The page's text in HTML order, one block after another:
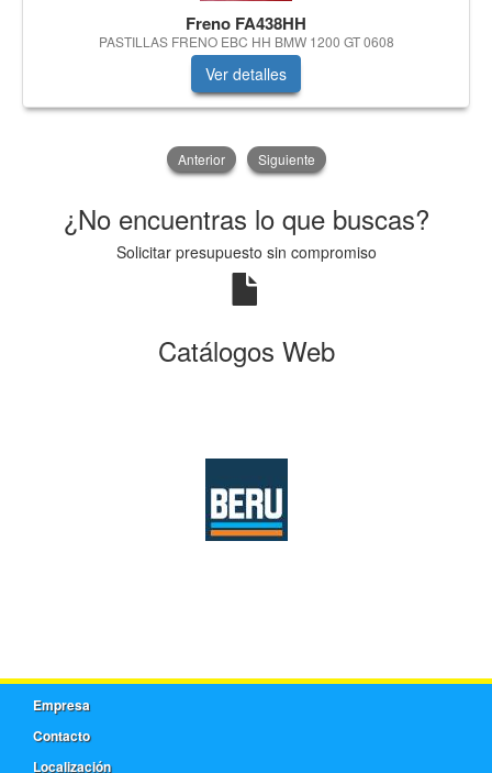
Freno FA438HH
PASTILLAS FRENO EBC HH BMW 1200 GT 0608
Ver detalles
Anterior Siguiente
¿No encuentras lo que buscas?
Solicitar presupuesto sin compromiso
Catálogos Web
Empresa
Contacto
Localización